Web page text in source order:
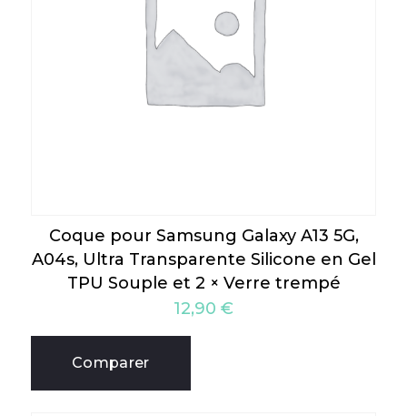
Coque pour Samsung Galaxy A13 5G,
A04s, Ultra Transparente Silicone en Gel
TPU Souple et 2 × Verre trempé
12,90 €
Comparer